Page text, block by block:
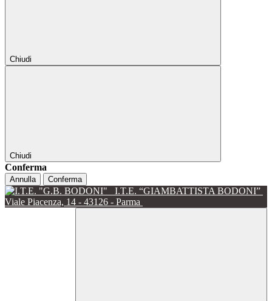
Chiudi
Chiudi
Conferma
Annulla Conferma
I.T.E. “GIAMBATTISTA BODONI”
Viale Piacenza, 14 - 43126 - Parma